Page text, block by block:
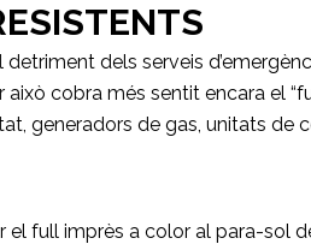
detriment dels serveis
això cobra més sentit encara el
generadors de gas, unitats de
el full imprès a color al para-sol